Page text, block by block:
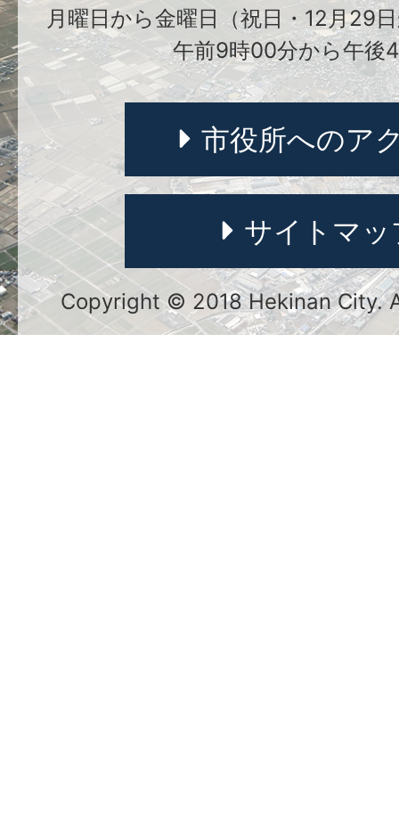
月曜日から金曜日（祝日・12月29
午前9時00分から午後
市役所へのア
サイトマッ
Copyright © 2018 Hekinan City.